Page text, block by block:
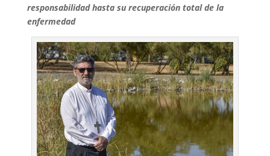
responsabilidad hasta su recuperación total de la
enfermedad